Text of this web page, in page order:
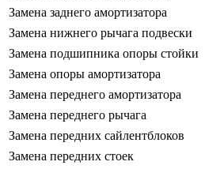
Замена заднего амортизатора
Замена нижнего рычага подвески
Замена подшипника опоры стойки
Замена опоры амортизатора
Замена переднего амортизатора
Замена переднего рычага
Замена передних сайлентблоков
Замена передних стоек